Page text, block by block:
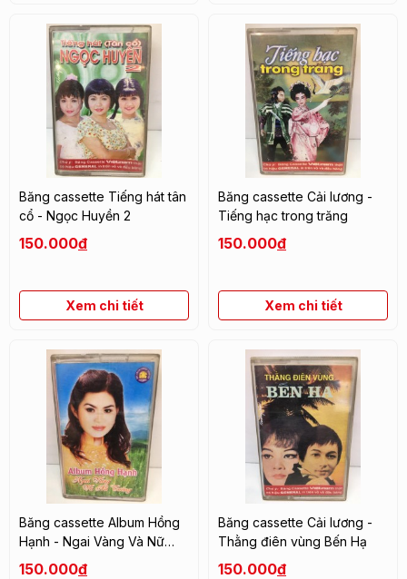
Băng cassette Tiếng hát tân
cổ - Ngọc Huyền 2
150.000đ
Xem chi tiết
Băng cassette Cải lương -
Tiếng hạc trong trăng
150.000đ
Xem chi tiết
Băng cassette Album Hồng
Hạnh - Ngai Vàng Và Nữ
Tướng
150.000đ
Băng cassette Cải lương -
Thằng điên vùng Bến Hạ
150.000đ